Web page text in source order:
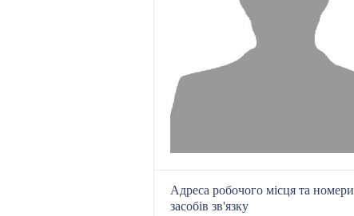
Адреса робочого місця та номери
засобів зв'язку